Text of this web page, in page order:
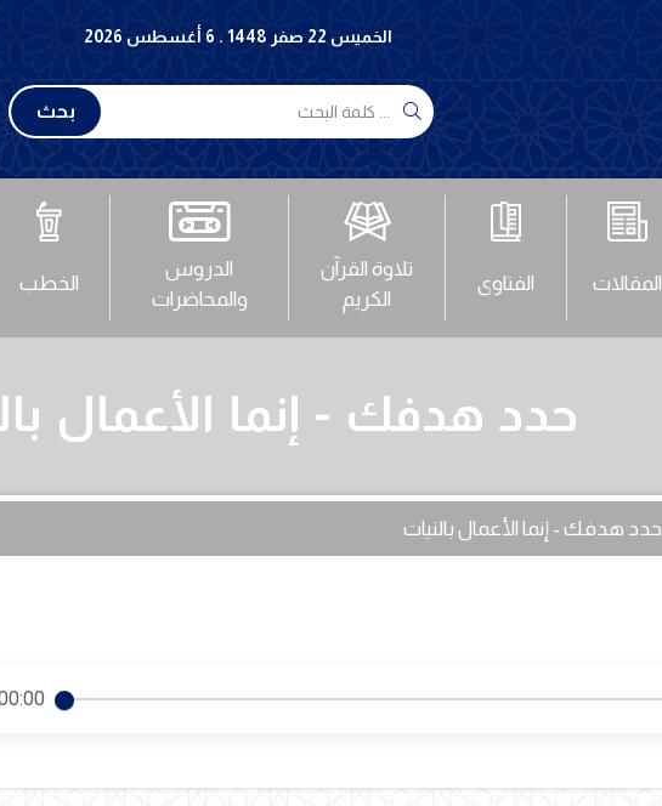
الخميس 22 صفر 1448 . 6 أغسطس 2026
بحث
المقالات الفتاوى
تلاوة القرآن
الكريم
الدروس
والمحاضرات
الخطب
حدد هدفك - إنما الأعمال
حدد هدفك - إنما الأعمال بالنيات